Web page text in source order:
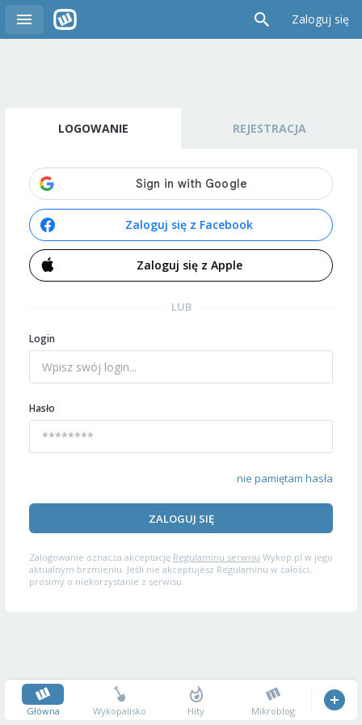
Zaloguj się
LOGOWANIE REJESTRACJA
Zaloguj się z Facebook
Zaloguj się z Apple
LUB
Login
Hasło
nie pamiętam hasła
ZALOGUJ SIĘ
Zalogowanie oznacza akceptację Regulaminu serwisu Wykop.pl w jego
aktualnym brzmieniu. Jeśli nie akceptujesz Regulaminu w całości,
prosimy o niekorzystanie z serwisu.
Główna Wykopalisko Hity Mikroblog